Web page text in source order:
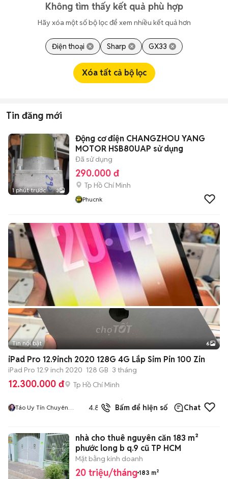
Không tìm thấy kết quả phù hợp
Hãy xóa một số bộ lọc để xem nhiều kết quả hơn
Điện thoại Sharp GX33
Xóa tất cả bộ lọc
Tin đăng mới
1 phút trước 3
Động cơ điện CHANGZHOU YANG
MOTOR HSB80UAP sử dụng
Đã sử dụng
290.000 đ
Tp Hồ Chí Minh
Phucnk
+2
Tin nổi bật 6
iPad Pro 12.9inch 2020 128G 4G Lắp Sim Pin 100 Zin
iPad Pro 12.9 inch 2020 128 GB 3 tháng
12.300.000 đ Tp Hồ Chí Minh
Táo Uy Tín Chuyên
4.8
618
đã
bán
Bấm để hiện số Chat
nhà cho thuê nguyên căn 183 m²
phước long b q.9 cũ TP HCM
Mặt bằng kinh doanh
20 triệu/tháng 183 m²